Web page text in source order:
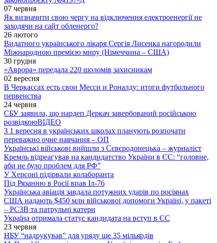
07 червня
Як визначити свою чергу на відключення електроенергії не
заходячи на сайт обленерго?
26 лютого
Видатного українського лікаря Сергія Лисенка нагородили
Міжнародною премією миру (Німеччина – США)
30 грудня
«Аврора» передала 220 шоломів захисникам
02 вересня
В Черкассах есть свои Месси и Роналду: итоги футбольного
первенства
24 червня
СБУ заявила, що нардеп Деркач завербований російською
розвідкоюВІДЕО
З 1 вересня в українських школах планують розпочати
переважно очне навчання – ОП
Українські військові вийшли з Сєвєродонецька – журналіст
Кремль відреагував на кандидатство України в ЄС: “головне,
аби не було проблем для РФ”
У Херсоні підірвали колаборанта
Під Рязанню в Росії впав Іл-76
Українська авіація завдала потужних ударів по росіянах
США надають $450 млн військової допомоги Україні, у пакеті
– РСЗВ та патрульні катери
Україна отримала статус кандидата на вступ в ЄС
23 червня
НБУ “надрукував” для уряду ще 35 мільярдів